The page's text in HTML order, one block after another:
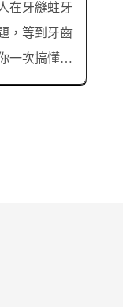
在牙縫蛀牙
，等到牙齒
一次搞懂牙
解析牙縫蛀